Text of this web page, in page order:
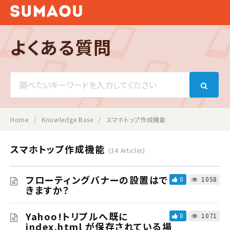
よくある質問
For
Home Knowledge Base スマホトップ作成機能
スマホトップ作成機能 34 Articles
フローティングバナーの設置はで
きますか？
0 1058
Yahoo!トリプルへ既に
index.html が保存されている場
0 1071